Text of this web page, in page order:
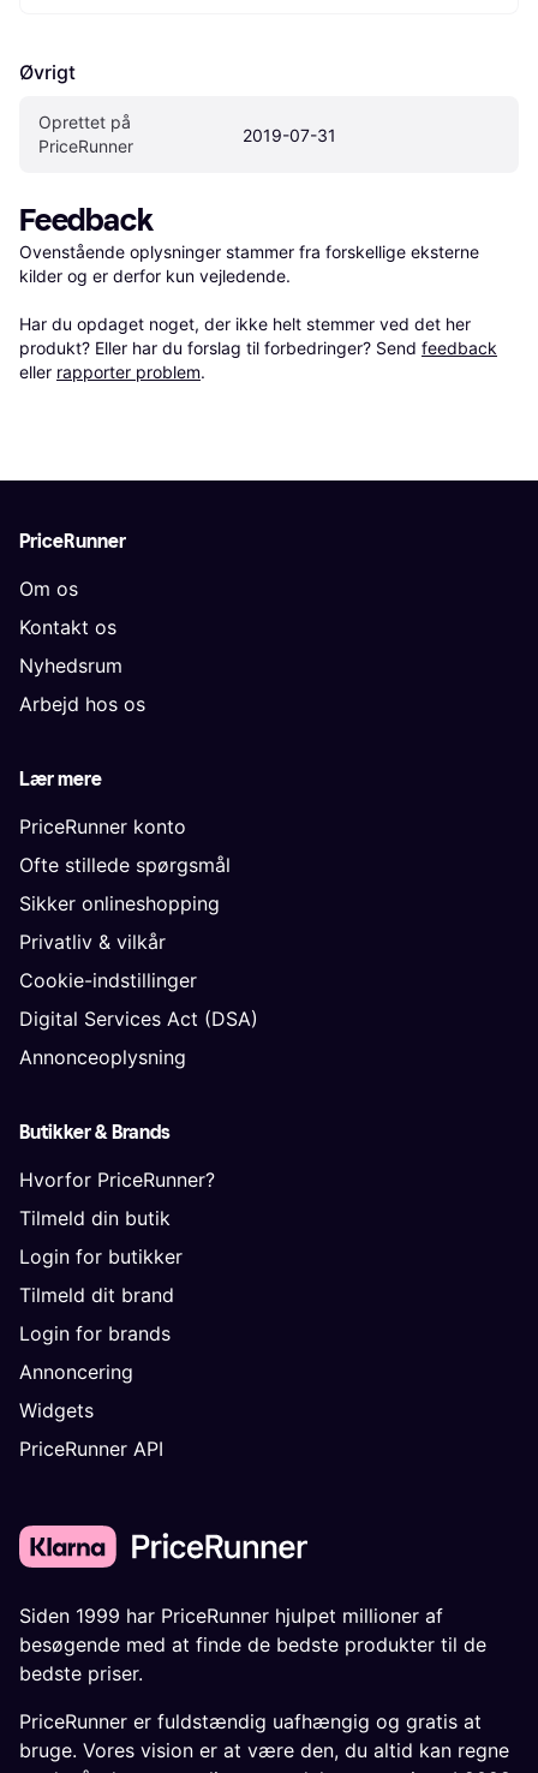
Øvrigt
Oprettet på
PriceRunner
2019-07-31
Feedback
Ovenstående oplysninger stammer fra forskellige eksterne
kilder og er derfor kun vejledende.
Har du opdaget noget, der ikke helt stemmer ved det her
produkt? Eller har du forslag til forbedringer? Send feedback
eller rapporter problem.
PriceRunner
Om os
Kontakt os
Nyhedsrum
Arbejd hos os
Lær mere
PriceRunner konto
Ofte stillede spørgsmål
Sikker onlineshopping
Privatliv & vilkår
Cookie-indstillinger
Digital Services Act (DSA)
Annonceoplysning
Butikker & Brands
Hvorfor PriceRunner?
Tilmeld din butik
Login for butikker
Tilmeld dit brand
Login for brands
Annoncering
Widgets
PriceRunner API
Siden 1999 har PriceRunner hjulpet millioner af
besøgende med at finde de bedste produkter til de
bedste priser.
PriceRunner er fuldstændig uafhængig og gratis at
bruge. Vores vision er at være den, du altid kan regne